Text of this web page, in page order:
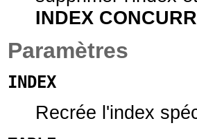
INDEX
Paramètres
INDEX
Recrée l'index